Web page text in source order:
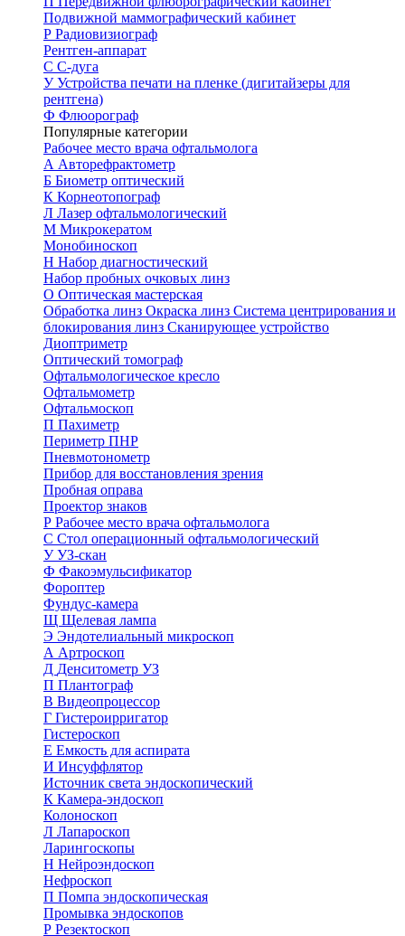
Подвижной маммографический кабинет
Р Радиовизиограф
Рентген-аппарат
С С-дуга
УУстройства печати на пленке (дигитайзеры для
рентгена)
Ф Флюорограф
Популярные категории
Рабочее место врача офтальмолога
А Авторефрактометр
Б Биометр оптический
К Корнеотопограф
Л Лазер офтальмологический
М Микрокератом
Монобиноскоп
Н Набор диагностический
Набор пробных очковых линз
О Оптическая мастерская
Обработка линз Окраска линз Система центрирования и
блокирования линз Сканирующее устройство
Диоптриметр
Оптический томограф
Офтальмологическое кресло
Офтальмометр
Офтальмоскоп
П Пахиметр
Периметр ПНР
Пневмотонометр
Прибор для восстановления зрения
Пробная оправа
Проектор знаков
Р Рабочее место врача офтальмолога
С Стол операционный офтальмологический
УУЗ-скан
Ф Факоэмульсификатор
Фороптер
Фундус-камера
Щ Щелевая лампа
Э Эндотелиальный микроскоп
А Артроскоп
Д Денситометр УЗ
П Плантограф
В Видеопроцессор
Г Гистероирригатор
Гистероскоп
Е Емкость для аспирата
И Инсуффлятор
Источник света эндоскопический
К Камера-эндоскоп
Колоноскоп
Л Лапароскоп
Ларингоскопы
Н Нейроэндоскоп
Нефроскоп
П Помпа эндоскопическая
Промывка эндоскопов
Р Резектоскоп